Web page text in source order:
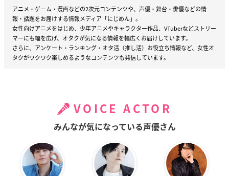
アニメ・ゲーム・漫画などの2次元コンテンツや、声優・舞台・俳優などの情
報・話題をお届けする情報メディア「にじめん」。
女性向けアニメをはじめ、少年アニメやキャラクター作品、VTuberなどストリー
マーにも幅を広げ、オタクが気になる情報を幅広くお届けしています。
さらに、アンケート・ランキング・オタ活（推し活）お役立ち情報など、女性オ
タクがワクワク楽しめるようなコンテンツも発信しています。
VOICE ACTOR
みんなが気になっている声優さん